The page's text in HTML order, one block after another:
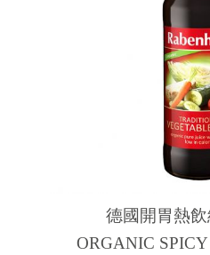
德國開胃熱
ORGANIC